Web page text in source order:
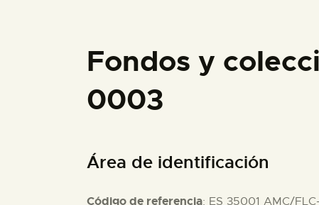
Fondos y
0003
Área de identificación
Código de referencia: ES 35001 AMC/